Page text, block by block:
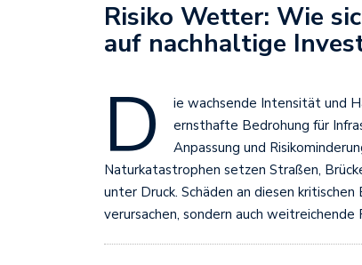
Risiko Wetter: Wie
auf nachhaltige
D
ie wachsende Intensität und
ernsthafte Bedrohung für
Anpassung und
Naturkatastrophen setzen Straßen,
unter Druck. Schäden an diesen
verursachen, sondern auch